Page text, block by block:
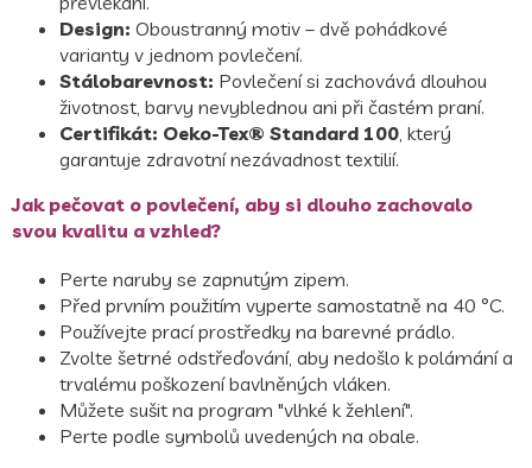
Design: Oboustranný motiv – dvě pohádkové
varianty v jednom povlečení.
Stálobarevnost: Povlečení si zachovává dlouhou
životnost, barvy nevyblednou ani při častém praní.
Certifikát: Oeko-Tex® Standard 100, který
garantuje zdravotní nezávadnost textilií.
Jak pečovat o povlečení, aby si dlouho zachovalo
svou kvalitu a vzhled?
Perte naruby se zapnutým zipem.
Před prvním použitím vyperte samostatně na 40 °C.
Používejte prací prostředky na barevné prádlo.
Zvolte šetrné odstřeďování, aby nedošlo k polámání a
trvalému poškození bavlněných vláken.
Můžete sušit na program "vlhké k žehlení".
Perte podle symbolů uvedených na obale.